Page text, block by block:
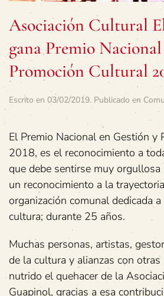
Asociación Cultural
gana Premio
Promoción Cultural
Escrito en 03/02/2019. Publicado en
El Premio Nacional en Gestión y
2018, es el reconocimiento a
que debe sentirse muy
un reconocimiento a la
organización comunal dedicada
cultura; durante 25 años.
Muchas personas, artistas,
de la cultura y alianzas con otras
nutrido el quehacer de la
Guapinol, gracias a esa